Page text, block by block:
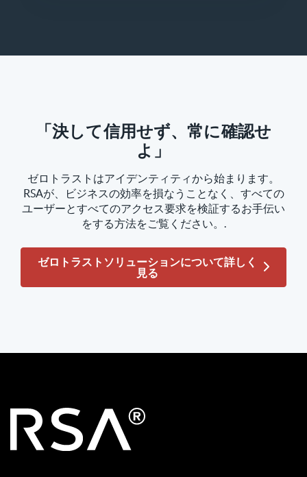
「決して信用せず、常に確認せ
よ」
ゼロトラストはアイデンティティから始まります。
RSAが、ビジネスの効率を損なうことなく、すべての
ユーザーとすべてのアクセス要求を検証するお手伝い
をする方法をご覧ください。.
ゼロトラストソリューションについて詳しく
見る